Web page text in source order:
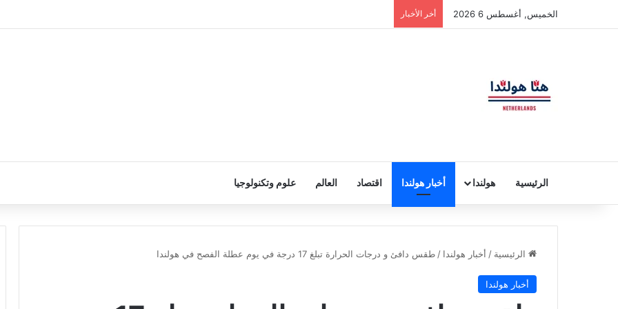
الخميس, أغسطس 6 2026 أخر الأخبار
الرئيسية هولندا أخبار هولندا اقتصاد العالم علوم وتكنولوجيا
الرئيسية / أخبار هولندا / طقس دافئ و درجات الحرارة تبلغ 17 درجة في يوم عطلة الفصح في هولندا
أخبار هولندا